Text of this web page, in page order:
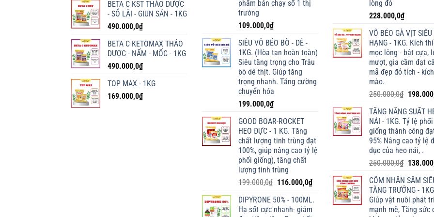
BETA C KST THẢO DƯỢC
- SỔ LÃI - GIUN SÁN - 1KG
490.000,0₫
BETA C KETOMAX THẢO
DƯỢC - NẤM - MỐC - 1KG
490.000,0₫
TOP MAX - 1KG
169.000,0₫
phẩm bán chạy số 1 thị
trường
109.000,0₫
SIÊU VỖ BÉO BÒ - DÊ -
1KG. (Hòa tan hoàn toàn)
Siêu tăng trọng cho Trâu
bò dê thịt. Giúp tăng
trọng nhanh. Tăng cường
chuyển hóa
199.000,0₫
GOOD BOAR-ROCKET
HEO ĐỰC - 1 KG. Tăng
chất lượng tinh trùng đạt
100%, giúp nâng cao tỷ lệ
phối giống), tăng chất
lượng tinh trùng
199.000,0₫ Giá
là:
199.000,0₫.
116.000,0₫Giá
tại
là:
DIPYRONE 50% - 100ML.
Hạ sốt cực nhanh- giảm
lòng đỏ
228.000,0₫
VỖ BÉO GÀ VỊT SIÊU
HẠNG - 1KG. Kích
mọc lông - bật cựa,
mượt, gia cầm đạt
mã đẹp đỏ tích - kích
mào.
250.000,0₫ Giá
là:
TĂNG NĂNG SUẤT
NÁI - 1KG. Tỷ lệ phối
giống thành công
95% Nâng cao tỷ lệ
dục của heo nái, .
250.000,0₫ Giá
là:
CỐM NHÂN SÂM
TĂNG TRƯỞNG -
Giúp vật nuôi phát
mạnh mẽ, Tăng sức